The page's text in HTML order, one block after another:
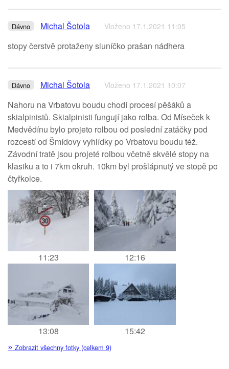
Dávno Michal Šotola Vloženo 17.1.2021 11:05
stopy čerstvě protaženy sluníčko prašan nádhera
Dávno Michal Šotola Vloženo 17.1.2021 10:07
Nahoru na Vrbatovu boudu chodí procesí pěšáků a
skialpinistů. Skialpinisti fungují jako rolba. Od Míseček k
Medvědínu bylo projeto rolbou od poslední zatáčky pod
rozcestí od Šmídovy vyhlídky po Vrbatovu boudu též.
Závodní tratě jsou projeté rolbou včetně skvělé stopy na
klasiku a to i 7km okruh. 10km byl prošlápnutý ve stopě po
čtyřkolce.
11:23 12:16
13:08 15:42
» Zobrazit všechny fotky (celkem 9)